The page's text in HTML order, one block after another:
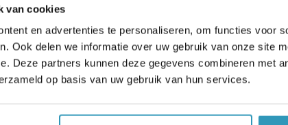
van cookies
en advertenties te personaliseren, om functies voor
Ook delen we informatie over uw gebruik van onze site
Deze partners kunnen deze gegevens combineren met
op basis van uw gebruik van hun services.